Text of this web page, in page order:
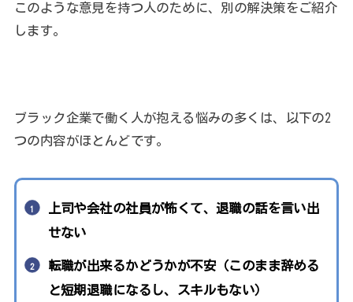
このような意見を持つ人のために、別の解決策をご紹介
します。
ブラック企業で働く人が抱える悩みの多くは、以下の2
つの内容がほとんどです。
上司や会社の社員が怖くて、退職の話を言い出
せない
転職が出来るかどうかが不安（このまま辞める
と短期退職になるし、スキルもない）